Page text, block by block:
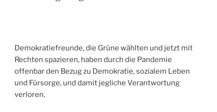
Demokratiefreunde, die Grüne wählten und jetzt mit
Rechten spazieren, haben durch die Pandemie
offenbar den Bezug zu Demokratie, sozialem Leben
und Fürsorge, und damit jegliche Verantwortung
verloren.